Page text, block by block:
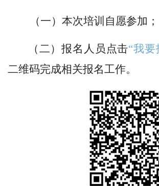
（一）本次培训自愿参加；
（二）报名人员点击“我要
二维码完成相关报名工作。